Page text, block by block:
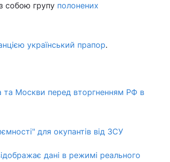
собою групу полонених
український прапор.
та Москви перед вторгненням РФ в
для окупантів від ЗСУ
дані в режимі реального